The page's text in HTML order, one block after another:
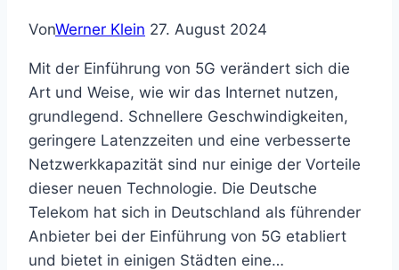
VonWerner Klein 27. August 2024
Mit der Einführung von 5G verändert sich die
Art und Weise, wie wir das Internet nutzen,
grundlegend. Schnellere Geschwindigkeiten,
geringere Latenzzeiten und eine verbesserte
Netzwerkkapazität sind nur einige der Vorteile
dieser neuen Technologie. Die Deutsche
Telekom hat sich in Deutschland als führender
Anbieter bei der Einführung von 5G etabliert
und bietet in einigen Städten eine…